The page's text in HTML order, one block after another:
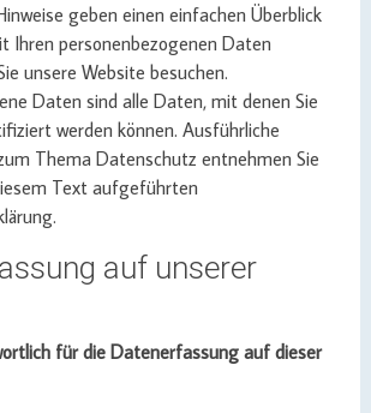
geben einen einfachen Überblick
Ihren personenbezogenen Daten
unsere Website besuchen.
Daten sind alle Daten, mit denen Sie
werden können. Ausführliche
Thema Datenschutz entnehmen Sie
Text aufgeführten
auf unserer
für die Datenerfassung auf dieser